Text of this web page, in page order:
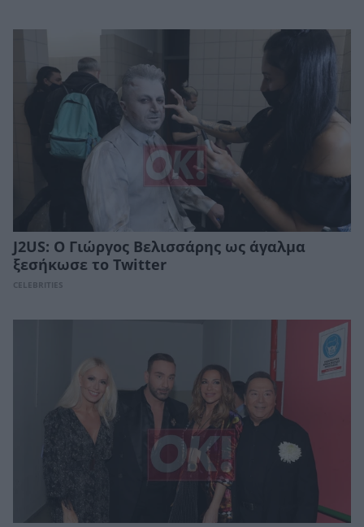
J2US: Ο Γιώργος Βελισσάρης ως άγαλμα
ξεσήκωσε το Τwitter
CELEBRITIES